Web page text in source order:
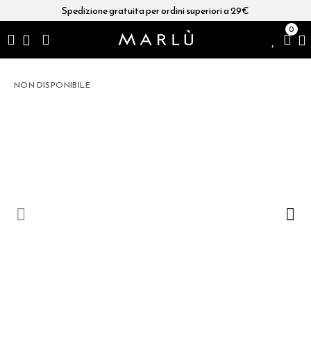
Spedizione gratuita per ordini superiori a 29€
0
NON DISPONIBILE